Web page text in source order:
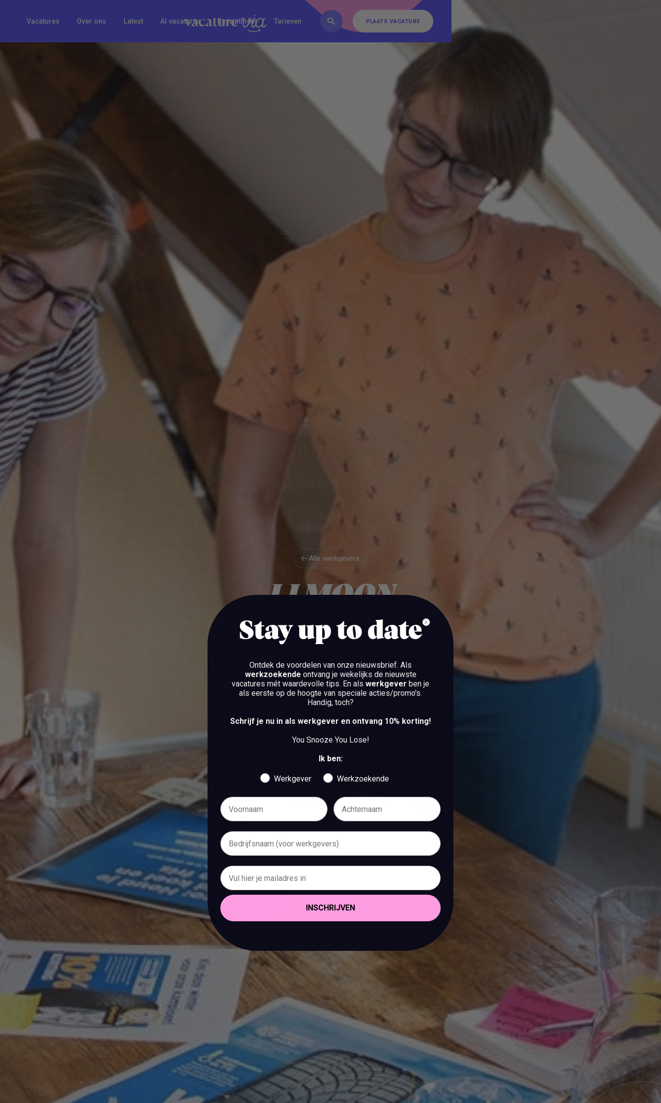
Word nu gratis en geheel vrijblijvend lid van ons Vacature Via
FAQ Inschrijven Contact
Vacatures Over ons Latest AI vacatures Recruitment Tarieven PLAATS VACATURE
PLAATS VACATURE
Alle werkgevers
LI MOON
HAARLEM
BEKIJK DE VACATURES
BEKIJK DE VACATURES
Stay up to date
Ontdek de voordelen van onze nieuwsbrief. Als
werkzoekende ontvang je wekelijks de nieuwste
vacatures mét waardevolle tips. En als werkgever ben je
als eerste op de hoogte van speciale acties/promo's.
Handig, toch?
Schrijf je nu in als werkgever en ontvang 10% korting!
You Snooze You Lose!
Ik ben:
Werkgever Werkzoekende
INSCHRIJVEN